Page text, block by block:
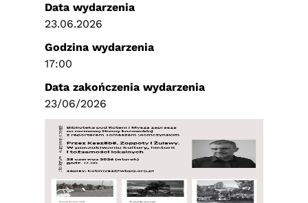
Data wydarzenia
23.06.2026
Godzina wydarzenia
17:00
Data zakończenia wydarzenia
23/06/2026